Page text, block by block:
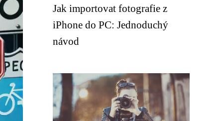
Jak importovat fotografie z
iPhone do PC: Jednoduchý
návod